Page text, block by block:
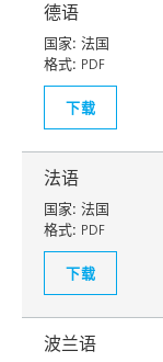
德语
国家: 法国
格式: PDF
下载
法语
国家: 法国
格式: PDF
下载
波兰语